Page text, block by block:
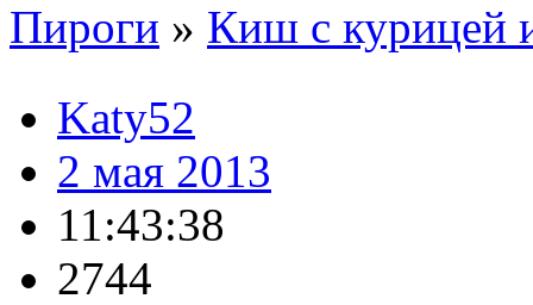
Пироги » Киш с курицей
Katy52
2 мая 2013
11:43:38
2744